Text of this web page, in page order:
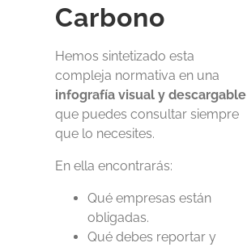
Carbono
Hemos sintetizado esta
compleja normativa en una
infografía visual y descargable
que puedes consultar siempre
que lo necesites.
En ella encontrarás:
Qué empresas están
obligadas.
Qué debes reportar y